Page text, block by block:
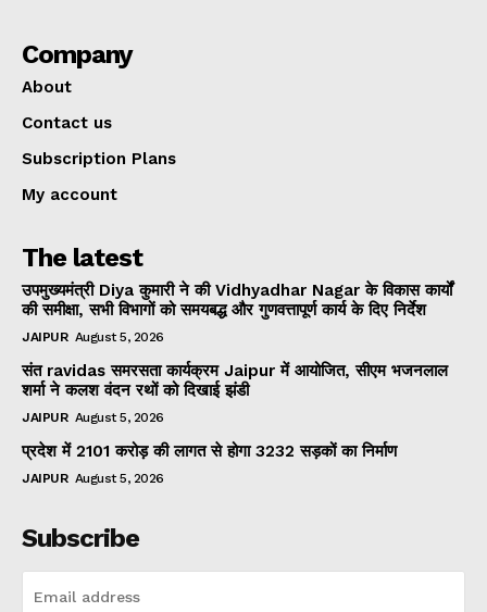
Company
About
Contact us
Subscription Plans
My account
The latest
उपमुख्यमंत्री Diya कुमारी ने की Vidhyadhar Nagar के विकास कार्यों
की समीक्षा, सभी विभागों को समयबद्ध और गुणवत्तापूर्ण कार्य के दिए निर्देश
JAIPUR August 5, 2026
संत ravidas समरसता कार्यक्रम Jaipur में आयोजित, सीएम भजनलाल
शर्मा ने कलश वंदन रथों को दिखाई झंडी
JAIPUR August 5, 2026
प्रदेश में 2101 करोड़ की लागत से होगा 3232 सड़कों का निर्माण
JAIPUR August 5, 2026
Subscribe